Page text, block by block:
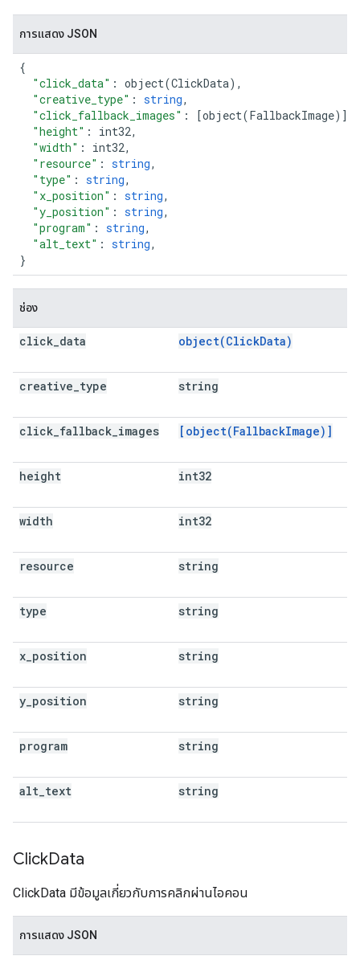
การแสดง JSON
{
"click_data" : object(ClickData),
"creative_type" : string,
"click_fallback_images" : [object(FallbackImage)],
"height" : int32,
"width" : int32,
"resource" : string,
"type" : string,
"x_position" : string,
"y_position" : string,
"program" : string,
"alt_text" : string,
}
ช่อง
click data object(ClickData)
creative type string
click fallback images [object(FallbackImage)]
height int32
width int32
resource string
type string
x position string
y position string
program string
alt text string
ClickData
ClickData มีข้อมูลเกี่ยวกับการคลิกผ่านไอคอน
การแสดง JSON